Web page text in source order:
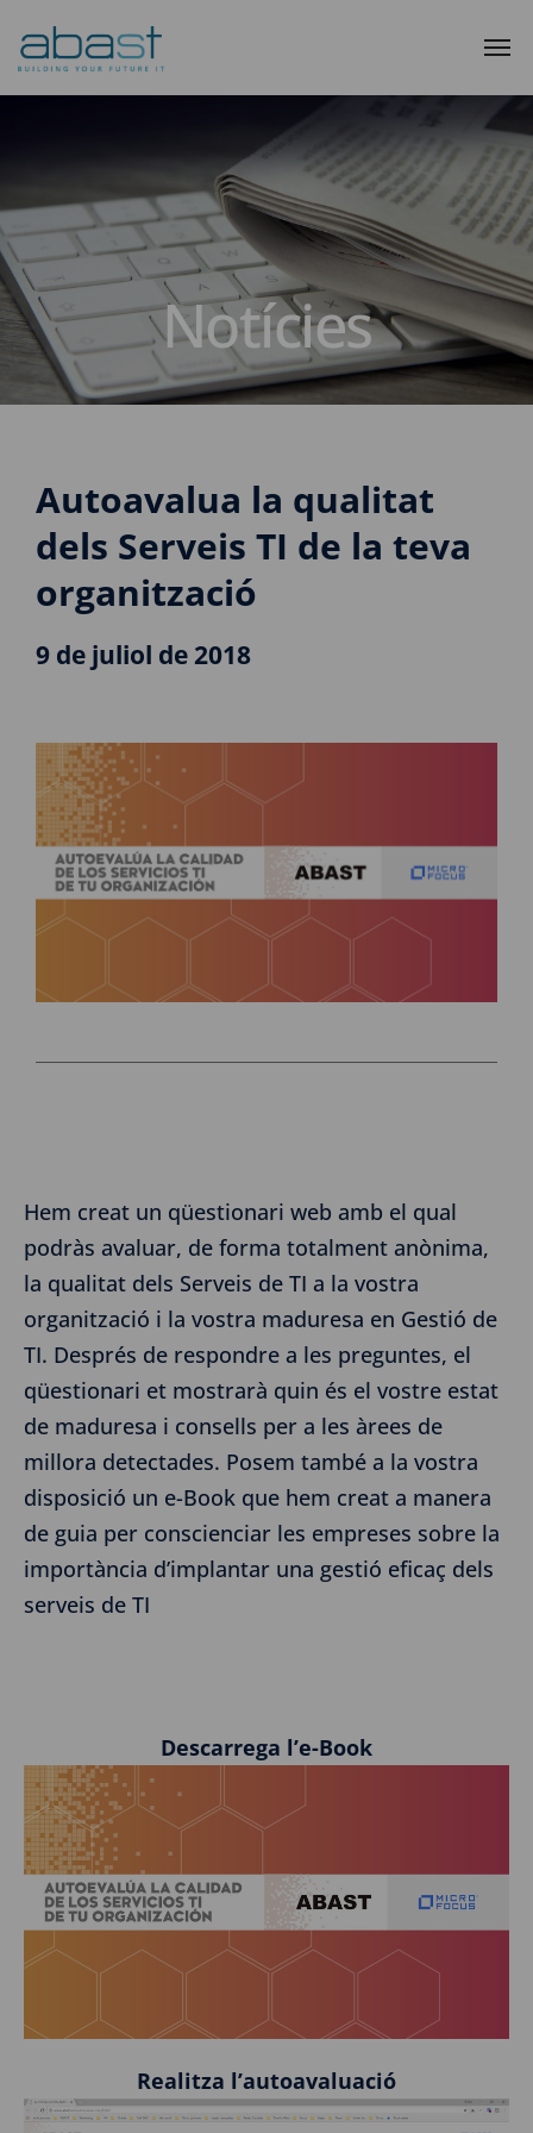
Notícies
Autoavalua la qualitat
dels Serveis TI de la teva
organització
9 de juliol de 2018
Hem creat un qüestionari web amb el qual
podràs avaluar, de forma totalment anònima,
la qualitat dels Serveis de TI a la vostra
organització i la vostra maduresa en Gestió de
TI. Després de respondre a les preguntes, el
qüestionari et mostrarà quin és el vostre estat
de maduresa i consells per a les àrees de
millora detectades. Posem també a la vostra
disposició un e-Book que hem creat a manera
de guia per conscienciar les empreses sobre la
importància d’implantar una gestió eficaç dels
serveis de TI
Descarrega l’e-Book
Realitza l’autoavaluació